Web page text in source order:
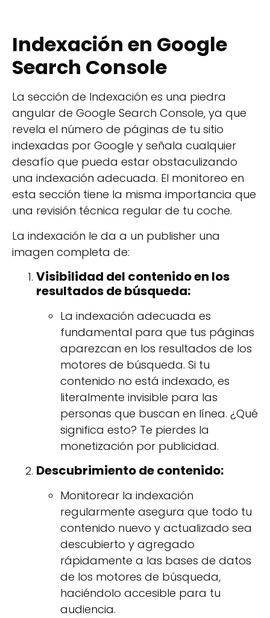
Indexación en Google
Search Console
La sección de Indexación es una piedra
angular de Google Search Console, ya que
revela el número de páginas de tu sitio
indexadas por Google y señala cualquier
desafío que pueda estar obstaculizando
una indexación adecuada. El monitoreo en
esta sección tiene la misma importancia que
una revisión técnica regular de tu coche.
La indexación le da a un publisher una
imagen completa de:
Visibilidad del contenido en los
resultados de búsqueda:
La indexación adecuada es
fundamental para que tus páginas
aparezcan en los resultados de los
motores de búsqueda. Si tu
contenido no está indexado, es
literalmente invisible para las
personas que buscan en línea. ¿Qué
significa esto? Te pierdes la
monetización por publicidad.
Descubrimiento de contenido:
Monitorear la indexación
regularmente asegura que todo tu
contenido nuevo y actualizado sea
descubierto y agregado
rápidamente a las bases de datos
de los motores de búsqueda,
haciéndolo accesible para tu
audiencia.